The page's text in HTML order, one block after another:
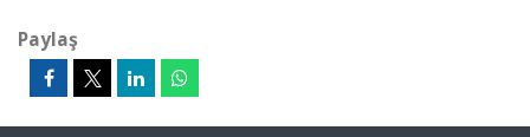
Paylaş